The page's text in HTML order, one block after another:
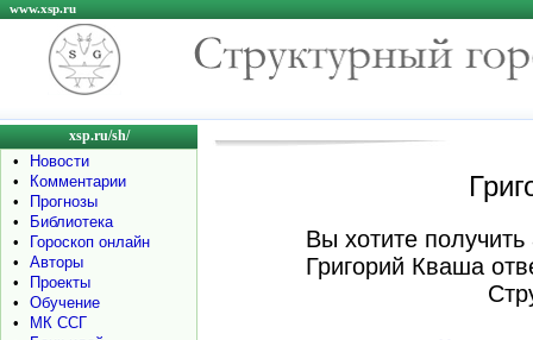
www.xsp.ru
xsp.ru/sh/
•
Новости
•
Комментарии
•
Прогнозы
•
Библиотека
•
Гороскоп онлайн
•
Авторы
•
Проекты
•
Обучение
•
МК ССГ
Вы хотите
Григорий Кваша